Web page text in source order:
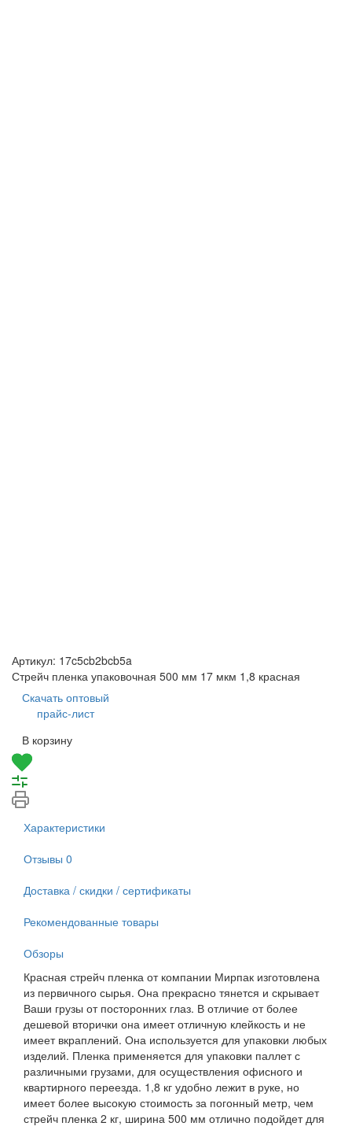
Артикул: 17c5cb2bcb5a
Стрейч пленка упаковочная 500 мм 17 мкм 1,8 красная
Скачать оптовый
прайс-лист
В корзину
Характеристики
Отзывы 0
Доставка / скидки / сертификаты
Рекомендованные товары
Обзоры
Красная стрейч пленка от компании Мирпак изготовлена
из первичного сырья. Она прекрасно тянется и скрывает
Ваши грузы от посторонних глаз. В отличие от более
дешевой вторички она имеет отличную клейкость и не
имеет вкраплений. Она используется для упаковки любых
изделий. Пленка применяется для упаковки паллет с
различными грузами, для осуществления офисного и
квартирного переезда. 1,8 кг удобно лежит в руке, но
имеет более высокую стоимость за погонный метр, чем
стрейч пленка 2 кг, ширина 500 мм отлично подойдет для